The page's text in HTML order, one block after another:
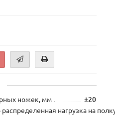
ножек, мм
±20
нагрузка на